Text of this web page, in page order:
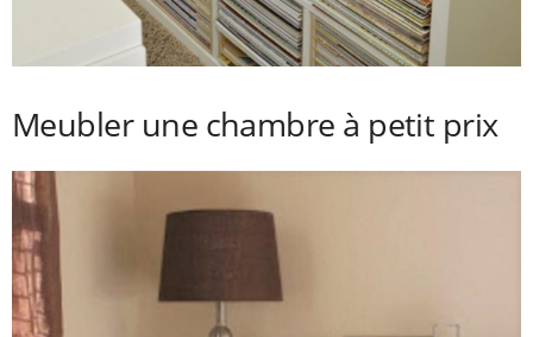
Meubler une chambre à petit prix